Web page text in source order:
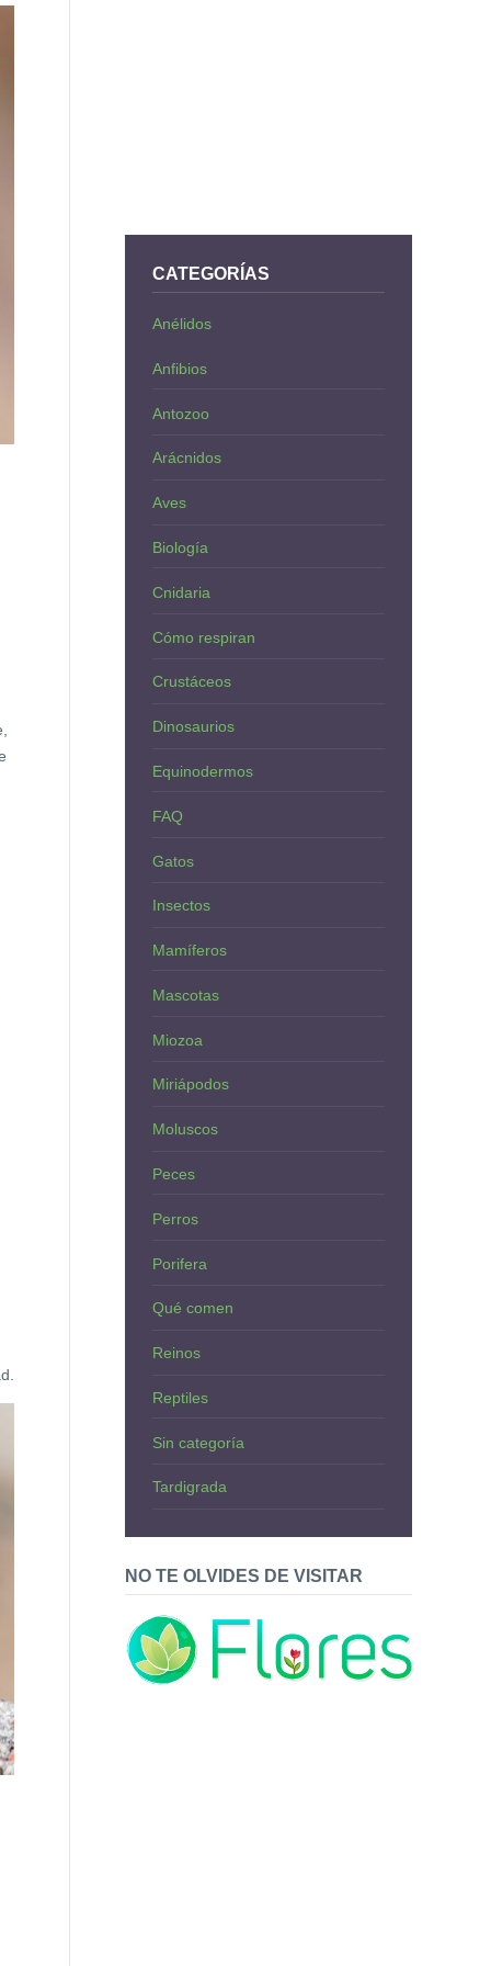
CATEGORÍAS
Anélidos
Anfibios
Antozoo
Arácnidos
Aves
Biología
Cnidaria
Cómo respiran
Crustáceos
Dinosaurios
Equinodermos
FAQ
Gatos
Insectos
Mamíferos
Mascotas
Miozoa
Miriápodos
Moluscos
Peces
Perros
Porifera
Qué comen
Reinos
Reptiles
Sin categoría
Tardigrada
NO TE OLVIDES DE VISITAR